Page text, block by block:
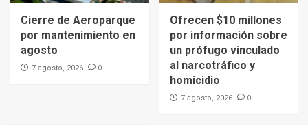
Cierre de Aeroparque
por mantenimiento en
agosto
7 agosto, 2026 0
Ofrecen $10 millones
por información sobre
un prófugo vinculado
al narcotráfico y
homicidio
7 agosto, 2026 0